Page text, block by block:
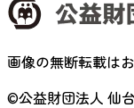
画像の無断転載は
©公益財団法人 仙